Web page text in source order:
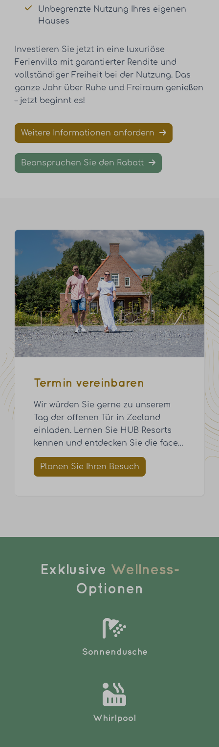
Unbegrenzte Nutzung Ihres eigenen
Hauses
Investieren Sie jetzt in eine luxuriöse
Ferienvilla mit garantierter Rendite und
vollständiger Freiheit bei der Nutzung. Das
ganze Jahr über Ruhe und Freiraum genießen
– jetzt beginnt es!
Weitere Informationen anfordern
Beanspruchen Sie den Rabatt
Termin vereinbaren
Wir würden Sie gerne zu unserem
Tag der offenen Tür in Zeeland
einladen. Lernen Sie HUB Resorts
kennen und entdecken Sie die face…
Planen Sie Ihren Besuch
Exklusive Wellness-
Optionen
Sonnendusche
Whirlpool